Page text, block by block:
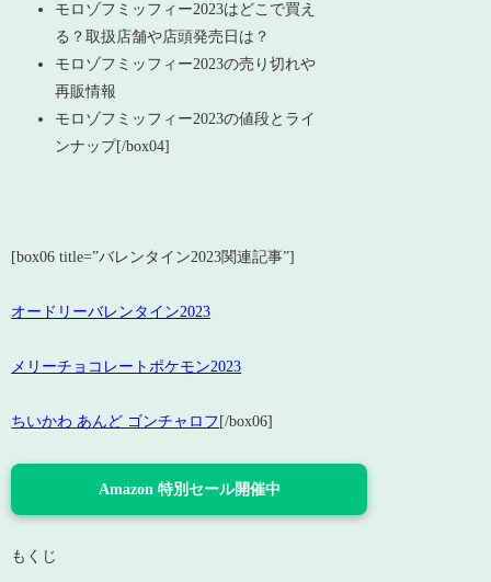
モロゾフミッフィー2023はどこで買え
る？取扱店舗や店頭発売日は？
モロゾフミッフィー2023の売り切れや
再販情報
モロゾフミッフィー2023の値段とライ
ンナップ[/box04]
[box06 title=”バレンタイン2023関連記事”]
オードリーバレンタイン2023
メリーチョコレートポケモン2023
ちいかわ あんど ゴンチャロフ [/box06]
Amazon 特別セール開催中
もくじ